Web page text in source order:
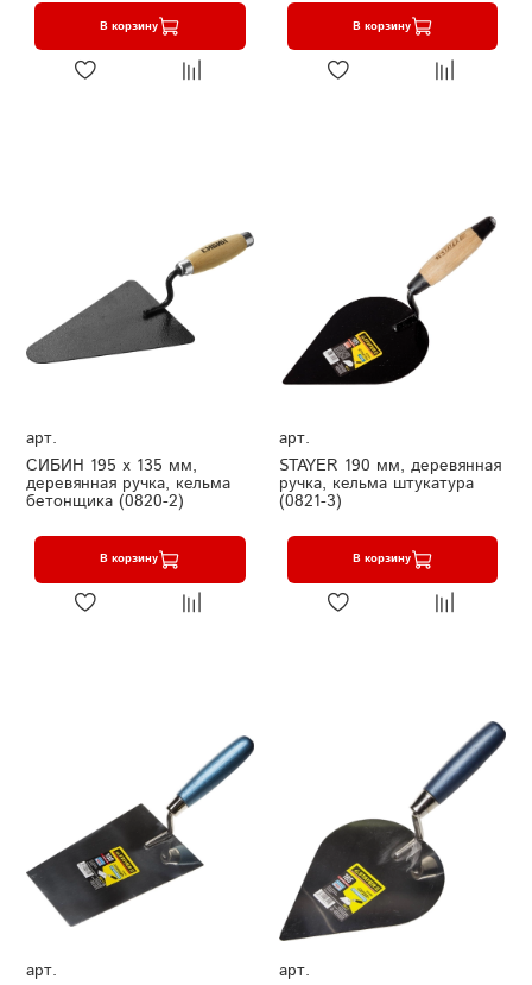
В корзину В корзину
арт.
СИБИН 195 х 135 мм,
деревянная ручка, кельма
бетонщика (0820-2)
В корзину
арт.
STAYER 190 мм, деревянная
ручка, кельма штукатура
(0821-3)
В корзину
арт.
арт.